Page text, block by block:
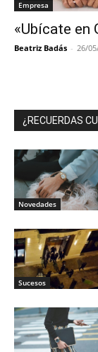
Empresa
«Ubícate en
Beatriz Badás - 26/
¿RECUERDAS
Novedades
Sucesos